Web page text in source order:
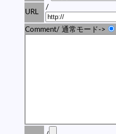
URL
/
Comment/ 通常モード->